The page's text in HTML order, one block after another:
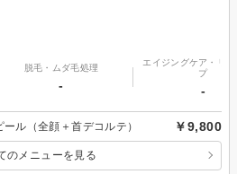
脱毛・ムダ毛処理
-
エイジングケア・リ
プ
-
ール（全顔＋首デコルテ） ￥9,800
のメニューを見る